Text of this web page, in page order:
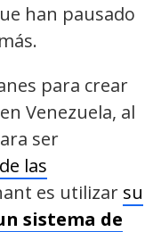
han pausado
para crear
en Venezuela, al
ser
las
es utilizar su
sistema de